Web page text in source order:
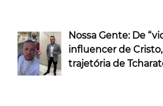
Nossa Gente: De
influencer de
trajetória de